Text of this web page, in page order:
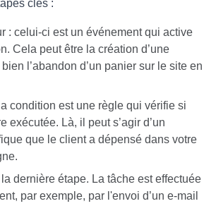
clés :
: celui-ci est un événement qui active
Cela peut être la création d’une
l’abandon d’un panier sur le site en
condition est une règle qui vérifie si
exécutée. Là, il peut s’agir d’un
que le client a dépensé dans votre
la dernière étape. La tâche est effectuée
par exemple, par l'envoi d’un e-mail